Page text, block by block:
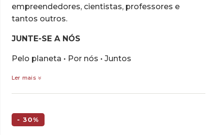
empreendedores, cientistas, professores e
tantos outros.
JUNTE-SE A NÓS
Pelo planeta • Por nós • Juntos
Ler mais
- 30%